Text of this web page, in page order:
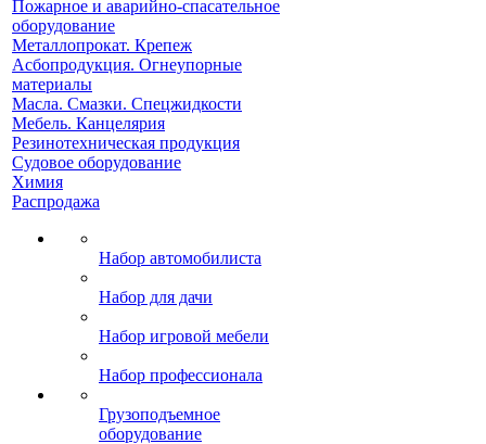
Пожарное и аварийно-спасательное
оборудование
Металлопрокат. Крепеж
Асбопродукция. Огнеупорные
материалы
Масла. Смазки. Спецжидкости
Мебель. Канцелярия
Резинотехническая продукция
Судовое оборудование
Химия
Распродажа
Набор автомобилиста
Набор для дачи
Набор игровой мебели
Набор профессионала
Грузоподъемное
оборудование